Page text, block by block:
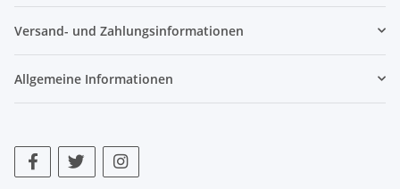
Versand- und Zahlungsinformationen
Allgemeine Informationen